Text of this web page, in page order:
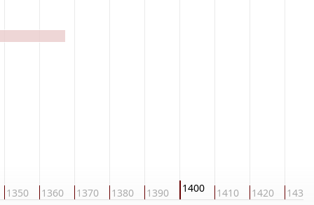
1350 1360 1370 1380 1390 1400 1410 1420 1430